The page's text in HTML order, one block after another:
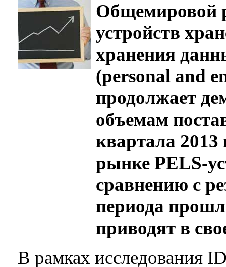
Общемировой
устройств
хранения
(personal and
продолжает
объемам
квартала 2013
рынке PELS-
сравнению с
периода
приводят в
В рамках исследования